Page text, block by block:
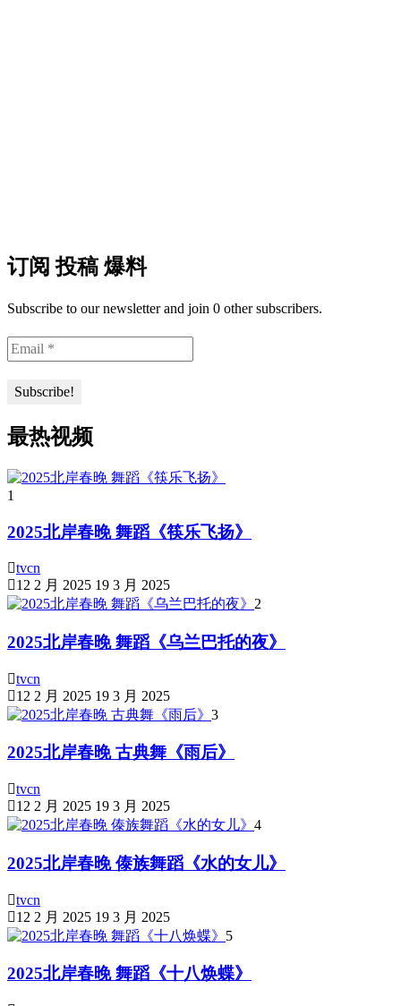
订阅 投稿 爆料
Subscribe to our newsletter and join 0 other subscribers.
最热视频
1
2025北岸春晚 舞蹈《筷乐飞扬》
tvcn
12 2 月 2025 19 3 月 2025
2
2025北岸春晚 舞蹈《乌兰巴托的夜》
tvcn
12 2 月 2025 19 3 月 2025
3
2025北岸春晚 古典舞《雨后》
tvcn
12 2 月 2025 19 3 月 2025
4
2025北岸春晚 傣族舞蹈《水的女儿》
tvcn
12 2 月 2025 19 3 月 2025
5
2025北岸春晚 舞蹈《十八焕蝶》